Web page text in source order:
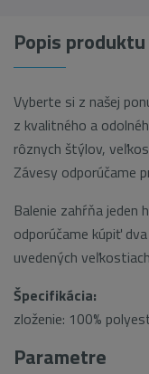
Popis produktu
Vyberte si z našej
z kvalitného a
rôznych štýlov,
Závesy odporúčame
Balenie zahŕňa
odporúčame kúpiť
uvedených
Špecifikácia:
zloženie: 100%
Parametre